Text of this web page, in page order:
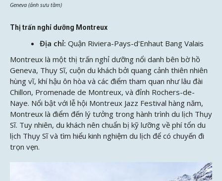
Geneva (ảnh sưu tầm)
Thị trấn nghỉ dưỡng Montreux
Địa chỉ: Quận Riviera-Pays-d'Enhaut Bang Valais
Montreux là một thị trấn nghỉ dưỡng nổi danh bên bờ hồ
Geneva, Thụy Sĩ, cuộn du khách bởi quang cảnh thiên nhiên
hùng vĩ, khí hậu ôn hòa và các điểm tham quan như lâu đài
Chillon, Promenade de Montreux, và đỉnh Rochers-de-
Naye. Nổi bật với lễ hội Montreux Jazz Festival hàng năm,
Montreux là điểm đến lý tưởng trong hành trình du lịch Thụy
Sĩ. Tuy nhiên, du khách nên chuẩn bị kỹ lưỡng về phí tổn du
lịch Thụy Sĩ và tìm hiểu kinh nghiệm du lịch để có chuyến đi
trọn vẹn.